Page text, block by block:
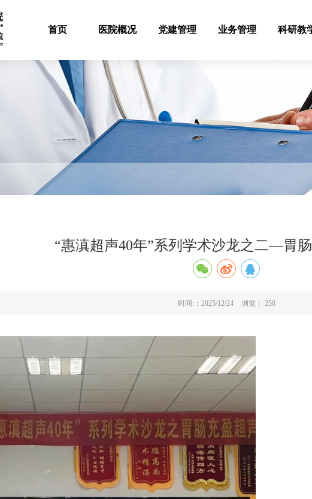
首页 医院概况 党建管理 业务管理 科研教
“惠滇超声40年”系列学术沙龙之二—胃
时间:：2025/12/24 浏览： 258